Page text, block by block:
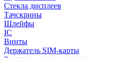
Стекла дисплеев
Тачскрины
Шлейфы
IC
Винты
Держатель SIM-карты